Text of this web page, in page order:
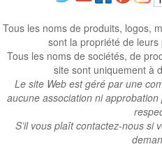
Tous les noms de produits, logos,
sont la propriété de
Tous les noms de sociétés, de
site sont uniquement à
Le site Web est géré par une
aucune association ni
S’il vous plaît contactez-nous si